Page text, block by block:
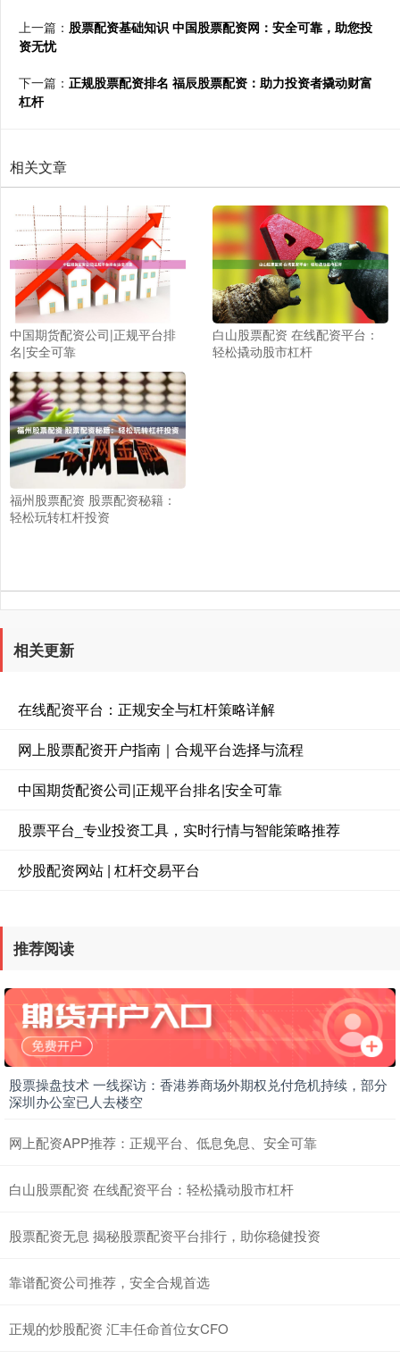
上一篇： 股票配资基础知识 中国股票配资网：安全可靠，助您投
资无忧
下一篇： 正规股票配资排名 福辰股票配资：助力投资者撬动财富
杠杆
相关文章
中国期货配资公司|正规平台排
名|安全可靠
白山股票配资 在线配资平台：
轻松撬动股市杠杆
福州股票配资 股票配资秘籍：
轻松玩转杠杆投资
相关更新
在线配资平台：正规安全与杠杆策略详解
网上股票配资开户指南｜合规平台选择与流程
中国期货配资公司|正规平台排名|安全可靠
股票平台_专业投资工具，实时行情与智能策略推荐
炒股配资网站 | 杠杆交易平台
推荐阅读
股票操盘技术 一线探访：香港券商场外期权兑付危机持续，部分
深圳办公室已人去楼空
网上配资APP推荐：正规平台、低息免息、安全可靠
白山股票配资 在线配资平台：轻松撬动股市杠杆
股票配资无息 揭秘股票配资平台排行，助你稳健投资
靠谱配资公司推荐，安全合规首选
正规的炒股配资 汇丰任命首位女CFO